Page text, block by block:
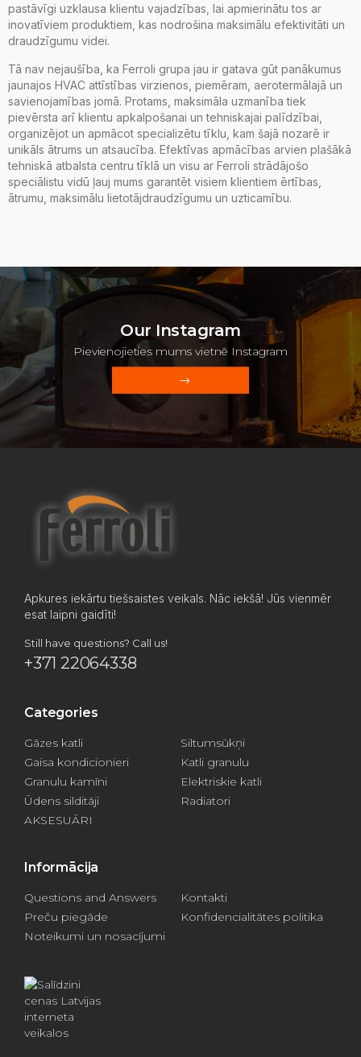
pastāvīgi uzklausa klientu vajadzības, lai apmierinātu tos ar
inovatīviem produktiem, kas nodrošina maksimālu efektivitāti un
draudzīgumu videi.
Tā nav nejaušība, ka Ferroli grupa jau ir gatava gūt panākumus
jaunajos HVAC attīstības virzienos, piemēram, aerotermālajā un
savienojamības jomā. Protams, maksimāla uzmanība tiek
pievērsta arī klientu apkalpošanai un tehniskajai palīdzībai,
organizējot un apmācot specializētu tīklu, kam šajā nozarē ir
unikāls ātrums un atsaucība. Efektīvas apmācības arvien plašākā
tehniskā atbalsta centru tīklā un visu ar Ferroli strādājošo
speciālistu vidū ļauj mums garantēt visiem klientiem ērtības,
ātrumu, maksimālu lietotājdraudzīgumu un uzticamību.
Our Instagram
Pievienojieties mums vietnē Instagram
Apkures iekārtu tiešsaistes veikals. Nāc iekšā! Jūs vienmēr
esat laipni gaidīti!
Still have questions? Call us!
+371 22064338
Categories
Gāzes katli
Siltumsūkņi
Gaisa kondicionieri
Katli granulu
Granulu kamīni
Elektriskie katli
Ūdens silditāji
Radiatori
AKSESUĀRI
Informācija
Questions and Answers
Kontakti
Preču piegāde
Konfidencialitātes politika
Noteikumi un nosacījumi